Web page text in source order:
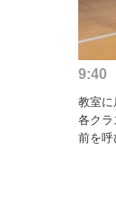
9:40
教室に
各クラ
前を呼